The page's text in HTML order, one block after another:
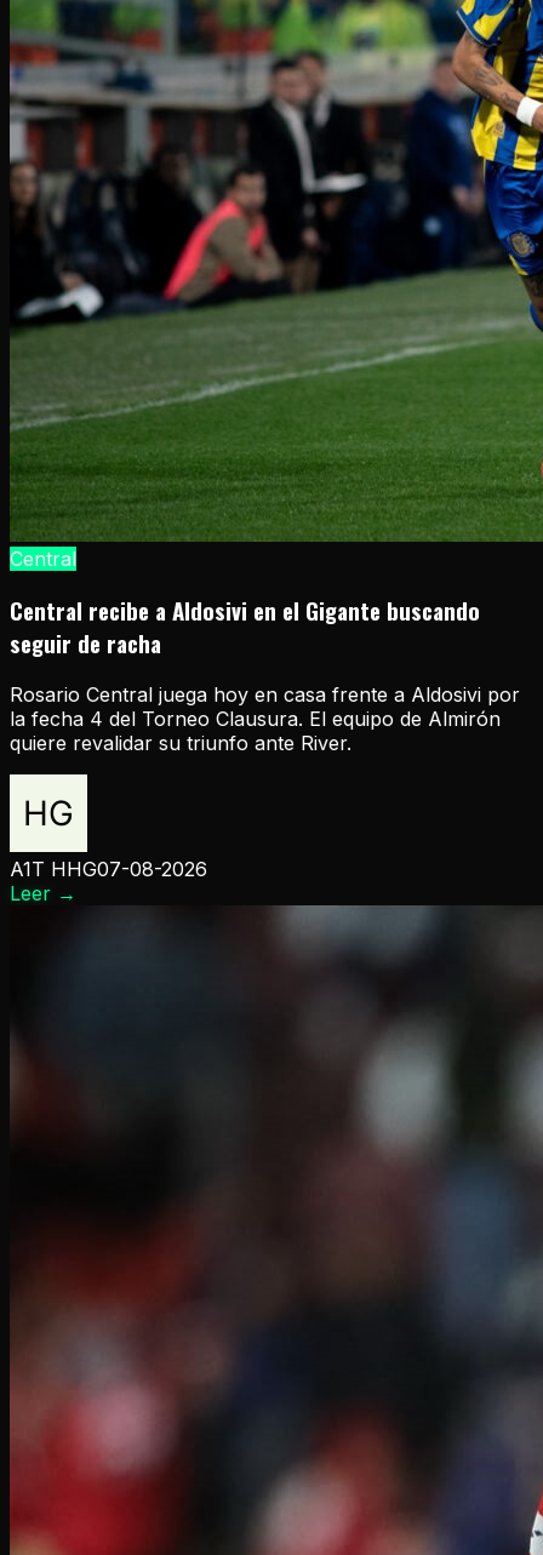
Central
Central recibe a Aldosivi en el Gigante buscando
seguir de racha
Rosario Central juega hoy en casa frente a Aldosivi por
la fecha 4 del Torneo Clausura. El equipo de Almirón
quiere revalidar su triunfo ante River.
A1T HHG07-08-2026
Leer →